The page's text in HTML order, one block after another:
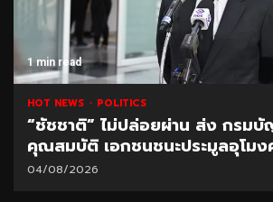
1 min read
HOT NEWS POLITICS
“ชัชชาติ” ไม่ปล่อยผ่าน ส่ง กรมบั
คุณสมบัติ เอกชนชนะประมูลอุโมง
04/08/2026